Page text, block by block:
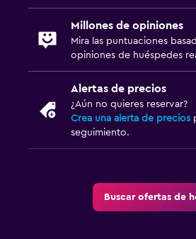
Millones de opiniones
Mira las puntuaciones
opiniones de huéspedes
Alertas de precios
¿Aún no quieres reservar?
Crea una alerta de precios
seguimiento.
Buscar ofertas de